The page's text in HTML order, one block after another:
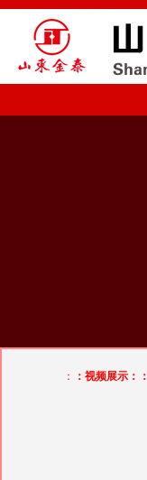
： ：视频展示：：